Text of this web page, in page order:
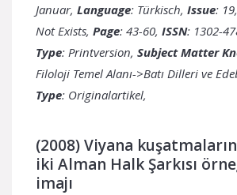
Januar, Language: Türkisch, Issue: 19,
Not Exists, Page: 43-60, ISSN: 1302-
Type: Printversion, Subject Matter
Filoloji Temel Alanı->Batı Dilleri ve
Type: Originalartikel,
(2008) Viyana
iki Alman Halk Şarkısı
imajı